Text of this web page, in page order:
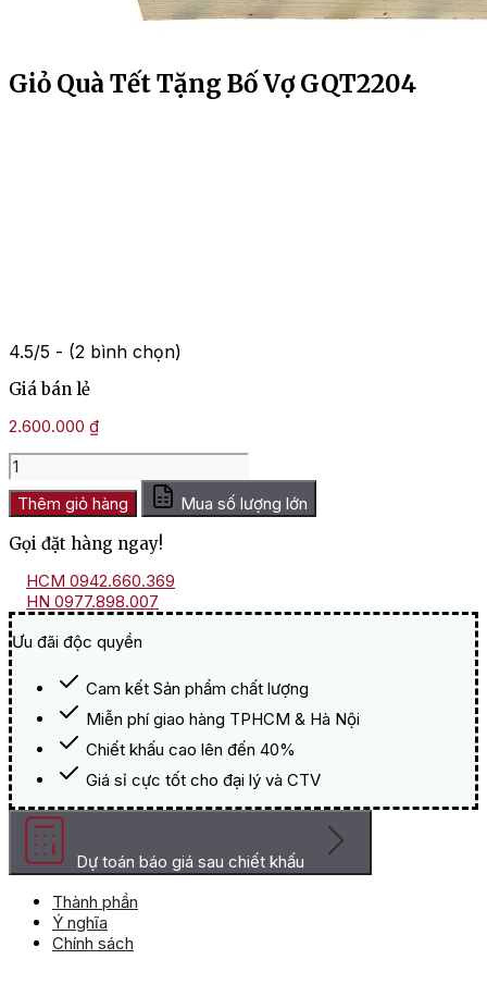
Giỏ Quà Tết Tặng Bố Vợ GQT2204
4.5/5 - (2 bình chọn)
Giá bán lẻ
2.600.000 ₫
Giỏ
Quà
Tết
Tặng
Bố
GQT2204
lượng
Thêm giỏ hàng
Mua số lượng lớn
Gọi đặt hàng ngay!
HCM 0942.660.369
HN 0977.898.007
Ưu đãi độc quyền
Cam kết Sản phẩm chất lượng
Miễn phí giao hàng TPHCM & Hà Nội
Chiết khấu cao lên đến 40%
Giá sỉ cực tốt cho đại lý và CTV
Dự toán báo giá sau chiết khấu
Thành phần
Ý nghĩa
Chính sách